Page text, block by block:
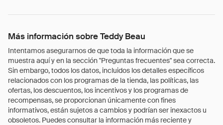
Más información sobre Teddy Beau
Intentamos asegurarnos de que toda la información que se
muestra aquí y en la sección "Preguntas frecuentes" sea correcta.
Sin embargo, todos los datos, incluidos los detalles específicos
relacionados con los programas de la tienda, las políticas, las
ofertas, los descuentos, los incentivos y los programas de
recompensas, se proporcionan únicamente con fines
informativos, están sujetos a cambios y podrían ser inexactos u
obsoletos. Puedes consultar la información más reciente y